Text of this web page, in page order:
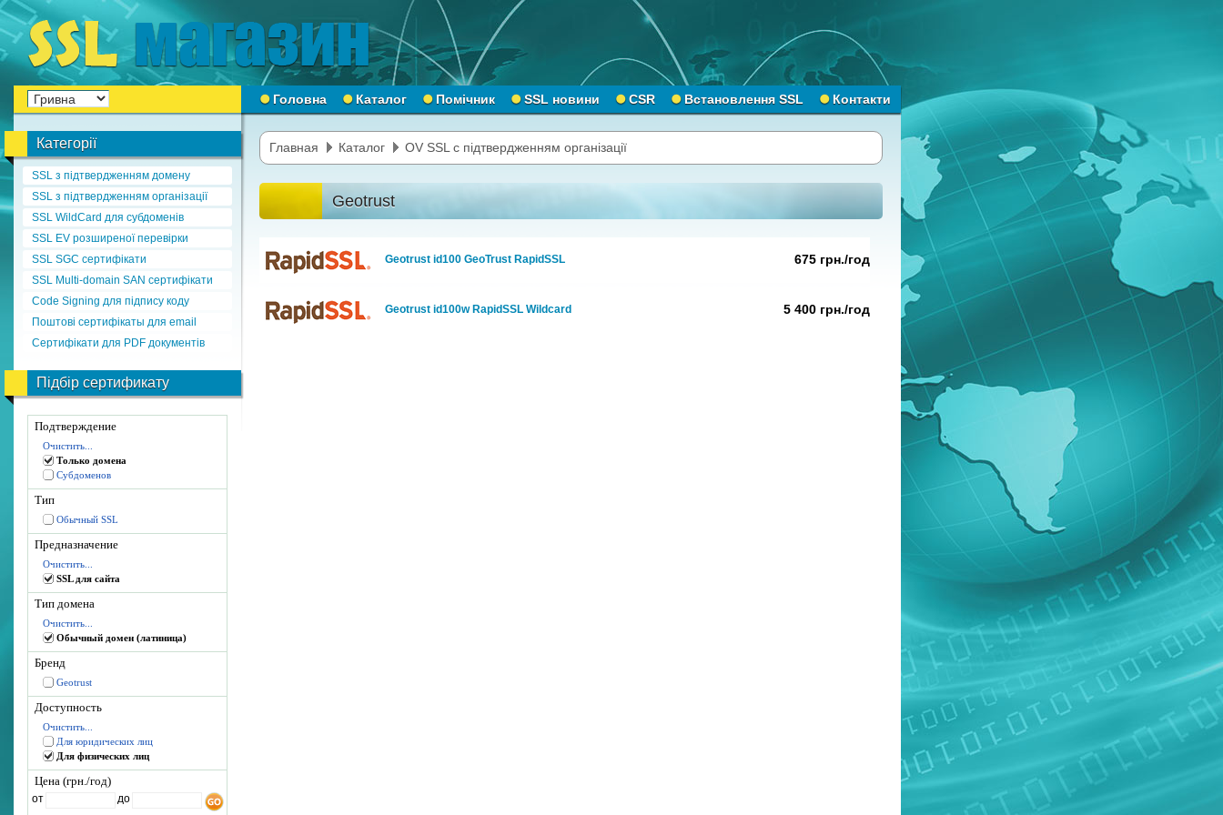
Головна Каталог Помічник SSL новини CSR Встановлення SSL Контакти
Категорії
SSL з підтвердженням домену
SSL з підтвердженням організації
SSL WildCard для субдоменів
SSL EV розширеної перевірки
SSL SGC сертифікати
SSL Multi-domain SAN сертифікати
Code Signing для підпису коду
Поштові сертифікаты для email
Сертифікати для PDF документів
Підбір сертификату
Подтверждение
Очистить...
Только домена
Субдоменов
Тип
Обычный SSL
Предназначение
Очистить...
SSL для сайта
Тип домена
Очистить...
Обычный домен (латиница)
Бренд
Geotrust
Доступность
Очистить...
Для юридических лиц
Для физических лиц
Цена (грн./год)
от до
Главная Каталог OV SSL с підтвердженням організації
Geotrust
Geotrust id100 GeoTrust RapidSSL 675 грн./год
Geotrust id100w RapidSSL Wildcard 5 400 грн./год